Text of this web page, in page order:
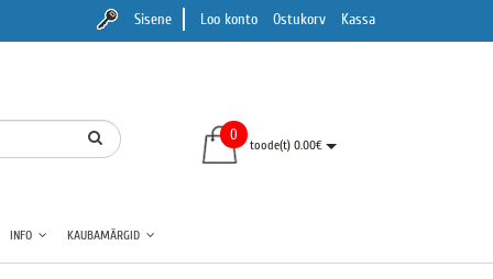
Sisene Loo konto Ostukorv Kassa
0
toode(t) 0.00€
INFO KAUBAMÄRGID